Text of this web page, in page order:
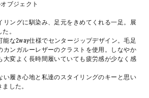
ブジェクト
リングに馴染み、足元をきめてくれる一足。展
。
な2way仕様でセンタージップデザイン。毛足
カンガルーレザーのクラストを使用。しなやか
大変よく長時間履いていても疲労感が少なく感
い履き心地と私達のスタイリングのキーと思い
した。